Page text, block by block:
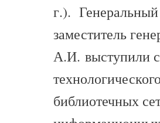
г.).
заместитель
А.И. выступили
библиотечных